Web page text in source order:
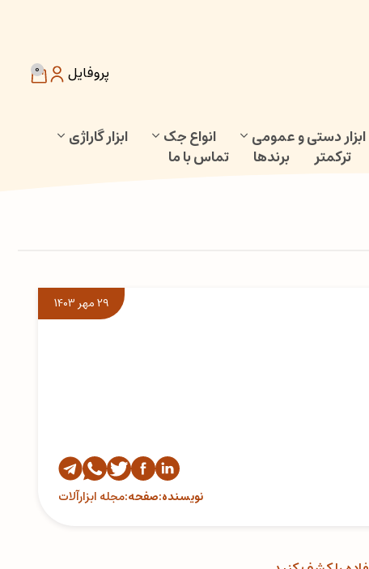
0 پروفایل
ابزار دستی و عمومی انواع جک
ابزار گاراژی
ترکمتر برندها تماس با ما
29 مهر 1403
نویسنده:صفحه:مجله ابزارآلات